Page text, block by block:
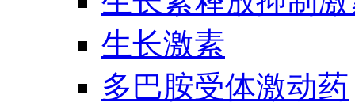
生长激素
多巴胺受体激动药